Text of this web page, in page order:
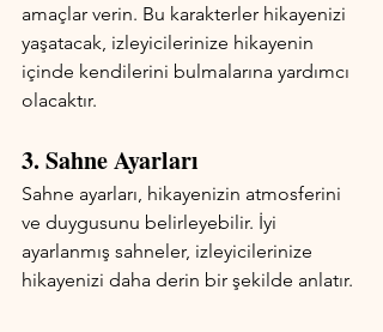
amaçlar verin. Bu karakterler hikayenizi
yaşatacak, izleyicilerinize hikayenin
içinde kendilerini bulmalarına yardımcı
olacaktır.
3. Sahne Ayarları
Sahne ayarları, hikayenizin atmosferini
ve duygusunu belirleyebilir. İyi
ayarlanmış sahneler, izleyicilerinize
hikayenizi daha derin bir şekilde anlatır.